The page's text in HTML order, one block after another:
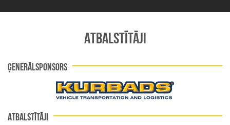
ATBALSTĪTĀJI
ĢENERĀLSPONSORS
ATBALSTĪTĀJI